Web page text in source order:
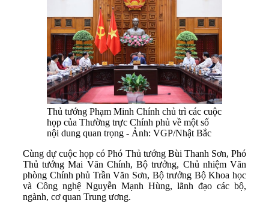
Thủ tướng Phạm Minh Chính chủ trì các cuộc
họp của Thường trực Chính phủ về một số
nội dung quan trọng - Ảnh: VGP/Nhật Bắc
Cùng dự cuộc họp có Phó Thủ tướng Bùi Thanh Sơn, Phó
Thủ tướng Mai Văn Chính, Bộ trưởng, Chủ nhiệm Văn
phòng Chính phủ Trần Văn Sơn, Bộ trưởng Bộ Khoa học
và Công nghệ Nguyễn Mạnh Hùng, lãnh đạo các bộ,
ngành, cơ quan Trung ương.